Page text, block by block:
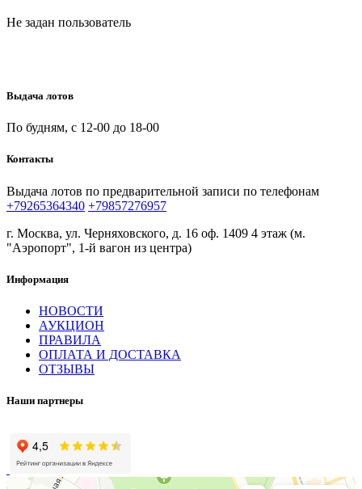
Не задан пользователь
Выдача лотов
По будням, с 12-00 до 18-00
Контакты
Выдача лотов по предварительной записи по телефонам
+79265364340 +79857276957
г. Москва, ул. Черняховского, д. 16 оф. 1409 4 этаж (м.
"Аэропорт", 1-й вагон из центра)
Информация
НОВОСТИ
АУКЦИОН
ПРАВИЛА
ОПЛАТА И ДОСТАВКА
ОТЗЫВЫ
Наши партнеры